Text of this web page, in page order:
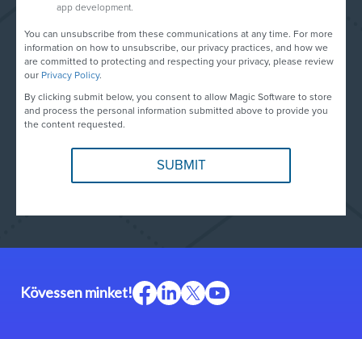
app development.
You can unsubscribe from these communications at any time. For more
information on how to unsubscribe, our privacy practices, and how we
are committed to protecting and respecting your privacy, please review
our Privacy Policy.
By clicking submit below, you consent to allow Magic Software to store
and process the personal information submitted above to provide you
the content requested.
Kövessen minket!